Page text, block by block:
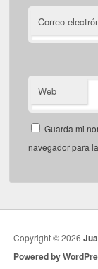
Correo
Web
Guarda mi
navegador para
Copyright © 2026
Powered by